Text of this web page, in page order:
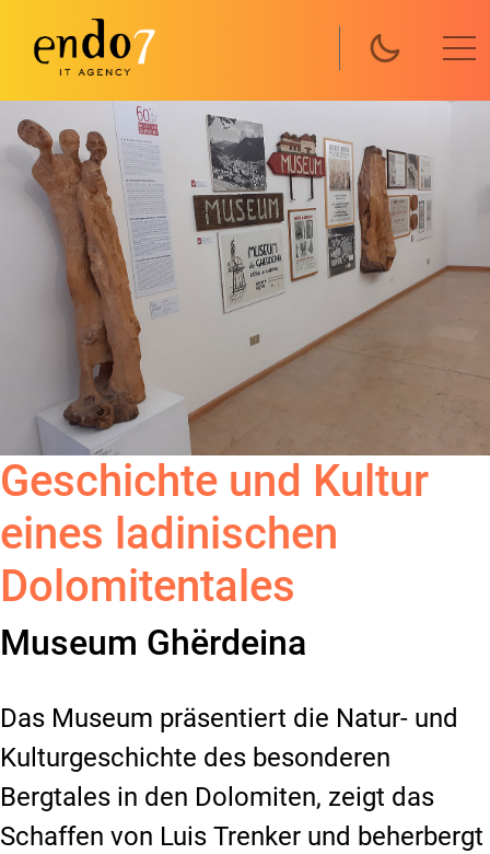
Geschichte und Kultur
eines ladinischen
Dolomitentales
Museum Ghërdeina
Das Museum präsentiert die Natur- und
Kulturgeschichte des besonderen
Bergtales in den Dolomiten, zeigt das
Schaffen von Luis Trenker und beherbergt